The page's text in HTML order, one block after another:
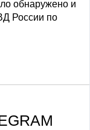
обнаружено и
России по